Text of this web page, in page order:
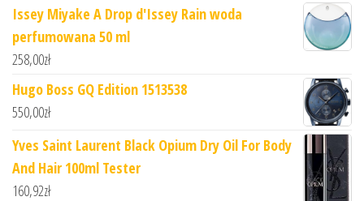
Issey Miyake A Drop d'Issey Rain woda
perfumowana 50 ml
258,00zł
Hugo Boss GQ Edition 1513538
550,00zł
Yves Saint Laurent Black Opium Dry Oil For Body
And Hair 100ml Tester
160,92zł